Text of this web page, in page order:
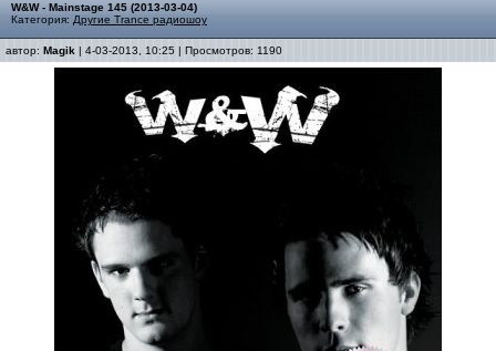
W&W - Mainstage 145 (2013-03-04)
Категория: Другие Trance радиошоу
автор: Magik | 4-03-2013, 10:25 | Просмотров: 1190